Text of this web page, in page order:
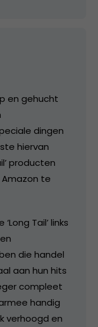
en gehucht
dingen
hiervan
producten
Amazon te
Tail’ links
die handel
aan hun hits
compleet
handig
verhoogd en